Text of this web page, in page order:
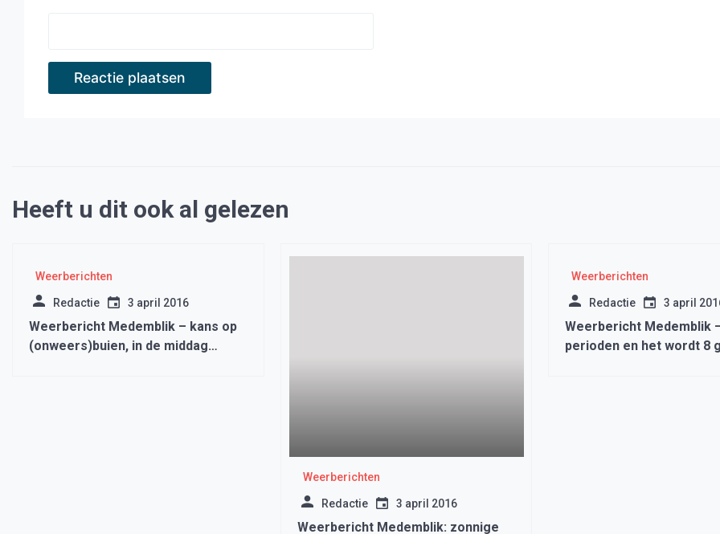
Heeft u dit ook al gelezen
Weerberichten
Redactie 3 april 2016
Weerbericht Medemblik – kans op
(onweers)buien, in de middag
Weerberichten
Redactie 3 april 2016
Weerbericht Medemblik: zonnige
Weerberichten
Redactie 3 april
Weerbericht Medemblik
perioden en het wordt 8